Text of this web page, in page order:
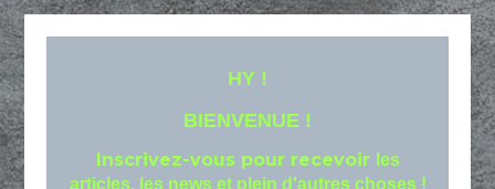
HY !
BIENVENUE !
Inscrivez-vous pour recevoir les
articles, les news et plein d'autres choses !